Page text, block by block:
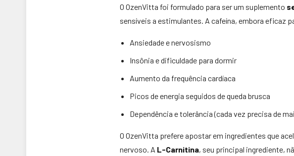
O OzenVitta foi formulado para ser um suplemento
sensíveis a estimulantes. A cafeína, embora eficaz
Ansiedade e nervosismo
Insônia e dificuldade para dormir
Aumento da frequência cardíaca
Picos de energia seguidos de queda brusca
Dependência e tolerância (cada vez precisa de
O OzenVitta prefere apostar em ingredientes que
nervoso. A L-Carnitina, seu principal ingrediente,